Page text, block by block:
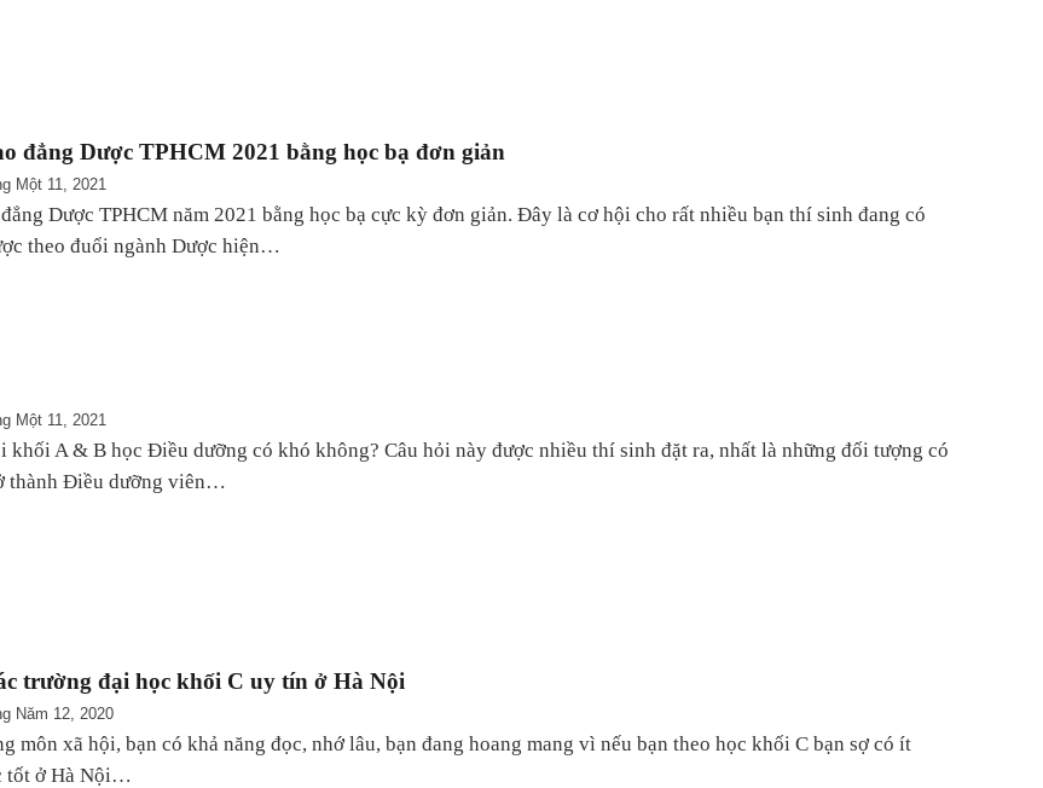
đẳng Dược TPHCM 2021 bằng học bạ đơn giản
Một 11, 2021
Dược TPHCM năm 2021 bằng học bạ cực kỳ đơn giản. Đây là cơ hội cho rất nhiều bạn thí sinh đang có
theo đuổi ngành Dược hiện…
Một 11, 2021
khối A & B học Điều dưỡng có khó không? Câu hỏi này được nhiều thí sinh đặt ra, nhất là những đối tượng có
thành Điều dưỡng viên…
trường đại học khối C uy tín ở Hà Nội
Năm 12, 2020
môn xã hội, bạn có khả năng đọc, nhớ lâu, bạn đang hoang mang vì nếu bạn theo học khối C bạn sợ có ít
tốt ở Hà Nội…